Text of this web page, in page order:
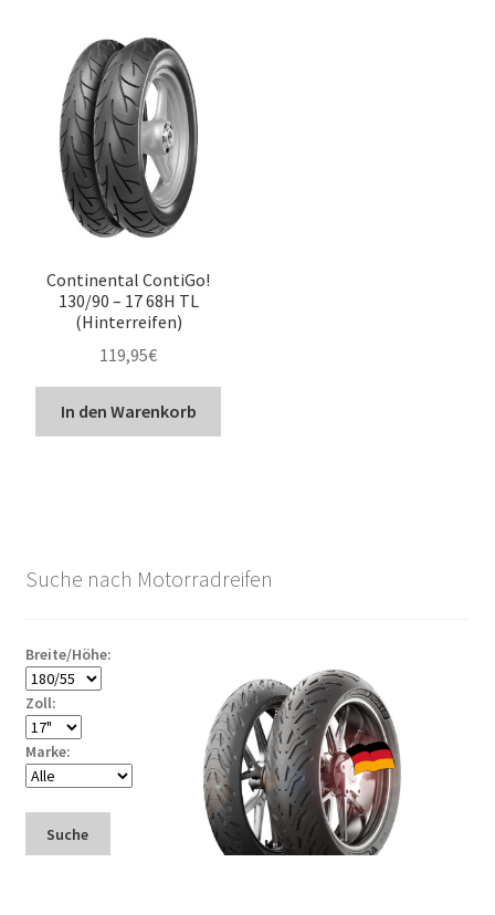
Continental ContiGo!
130/90 – 17 68H TL
(Hinterreifen)
119,95€
In den Warenkorb
Suche nach Motorradreifen
Breite/Höhe:
Zoll:
Marke:
Suche